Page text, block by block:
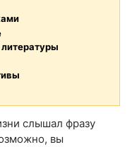
слышал фразу
вы